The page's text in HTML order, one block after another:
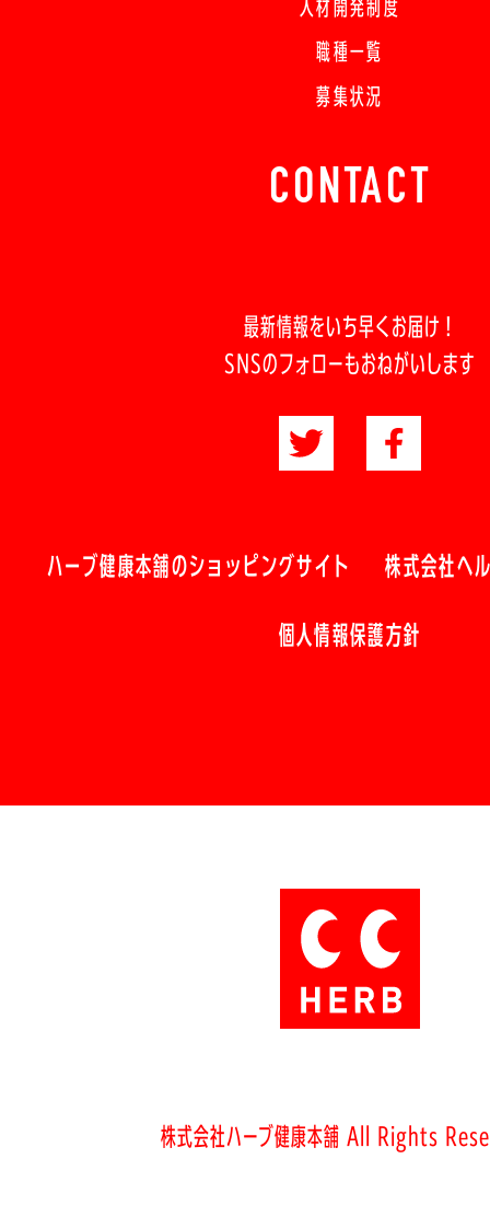
人材開発制度
職種一覧
募集状況
CONTACT
最新情報をいち早くお届け！
SNSのフォローもおねがいします
ハーブ健康本舗のショッピングサイト 株式会社ヘ
個人情報保護方針
株式会社ハーブ健康本舗 All Rights